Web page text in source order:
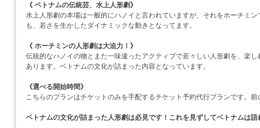
《 ベトナムの伝統芸、水上人形劇》
水上人形劇の本場は一般的にハノイと言われていますが、それをホーチミ
も、若さを生かしたダイナミックな動きとなってます。
《 ホーチミンの人形劇は大迫力！》
伝統的なハノイの物とまた一味違ったアクティブで若々しい人形劇を、楽
あります。ベトナムの文化が詰まった内容となっています。
《選べる開始時間》
こちらのプランはチケットのみを手配するチケット予約代行プランです。
ベトナムの文化が詰まった人形劇は必見です！これを見ずしてベトナムは語